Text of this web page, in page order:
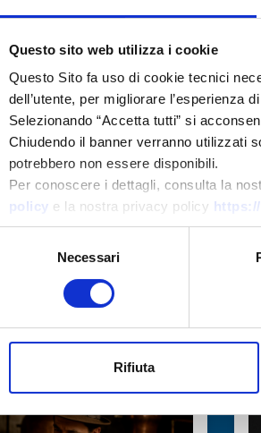
Questo sito web utilizza i cookie
Questo Sito fa uso di cookie tecnici
dell’utente, per migliorare l’esperienza
Selezionando “Accetta tutti” si
Chiudendo il banner verranno utilizzati
potrebbero non essere disponibili.
Per conoscere i dettagli, consulta la
policy e la nostra privacy policy
Necessari
Rifiuta
PET/PE e
per OEM
fotovoltaico/accumulo
SCOPRI DI PIÙ →
17 novembre 2026